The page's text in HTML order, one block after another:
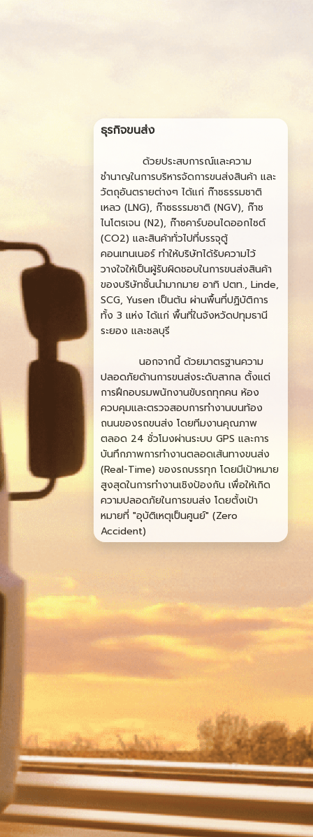
ธุรกิจขนส่ง
ด้วยประสบการณ์และความ
ชำนาญในการบริหารจัดการขนส่งสินค้า และ
วัตถุอันตรายต่างๆ ได้แก่ ก๊าซธรรมชาติ
เหลว (LNG), ก๊าซธรรมชาติ (NGV), ก๊าซ
ไนโตรเจน (N2), ก๊าซคาร์บอนไดออกไซต์
(CO2) และสินค้าทั่วไปที่บรรจุตู้
คอนเทนเนอร์ ทำให้บริษัทได้รับความไว้
วางใจให้เป็นผู้รับผิดชอบในการขนส่งสินค้า
ของบริษัทชั้นนำมากมาย อาทิ ปตท., Linde,
SCG, Yusen เป็นต้น ผ่านพื้นที่ปฏิบัติการ
ทั้ง 3 แห่ง ได้แก่ พื้นที่ในจังหวัดปทุมธานี
ระยอง และชลบุรี
นอกจากนี้ ด้วยมาตรฐานความ
ปลอดภัยด้านการขนส่งระดับสากล ตั้งแต่
การฝึกอบรมพนักงานขับรถทุกคน ห้อง
ควบคุมและตรวจสอบการทำงานบนท้อง
ถนนของรถขนส่ง โดยทีมงานคุณภาพ
ตลอด 24 ชั่วโมงผ่านระบบ GPS และการ
บันทึกภาพการทำงานตลอดเส้นทางขนส่ง
(Real-Time) ของรถบรรทุก โดยมีเป้าหมาย
สูงสุดในการทำงานเชิงป้องกัน เพื่อให้เกิด
ความปลอดภัยในการขนส่ง โดยตั้งเป้า
หมายที่ "อุบัติเหตุเป็นศูนย์" (Zero
Accident)